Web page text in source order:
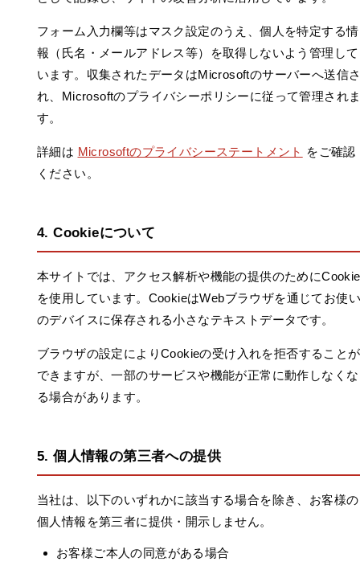
フォーム入力欄等はマスク設定のうえ、個人を特定する情
報（氏名・メールアドレス等）を取得しないよう管理して
います。収集されたデータはMicrosoftのサーバーへ送信
れ、Microsoftのプライバシーポリシーに従って管理され
す。
詳細は Microsoftのプライバシーステートメント をご確認
ください。
4. Cookieについて
本サイトでは、アクセス解析や機能の提供のためにCookie
を使用しています。CookieはWebブラウザを通じてお使い
のデバイスに保存される小さなテキストデータです。
ブラウザの設定によりCookieの受け入れを拒否することが
できますが、一部のサービスや機能が正常に動作しなくな
る場合があります。
5. 個人情報の第三者への提供
当社は、以下のいずれかに該当する場合を除き、お客様の
個人情報を第三者に提供・開示しません。
お客様ご本人の同意がある場合